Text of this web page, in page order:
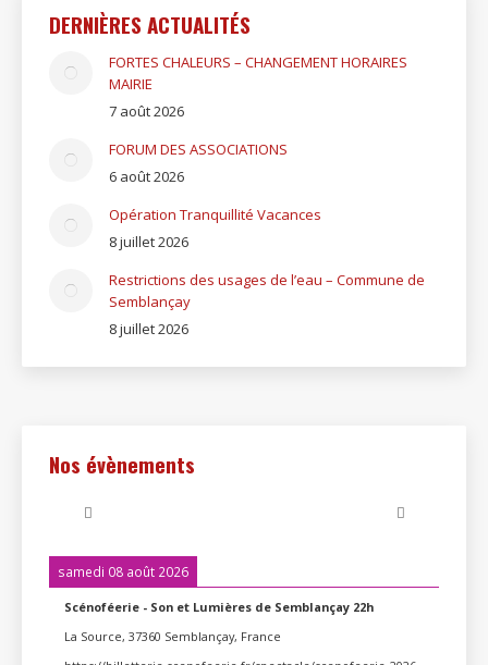
window
DERNIÈRES ACTUALITÉS
FORTES CHALEURS – CHANGEMENT HORAIRES
MAIRIE
7 août 2026
FORUM DES ASSOCIATIONS
6 août 2026
Opération Tranquillité Vacances
8 juillet 2026
Restrictions des usages de l’eau – Commune de
Semblançay
8 juillet 2026
Nos évènements
samedi 08 août 2026
Scénoféerie - Son et Lumières de Semblançay 22h
La Source, 37360 Semblançay, France